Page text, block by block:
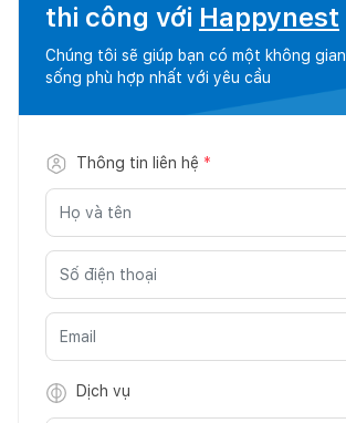
thi công với Happynest
Chúng tôi sẽ giúp bạn có một không gian
sống phù hợp nhất với yêu cầu
Thông tin liên hệ *
Dịch vụ